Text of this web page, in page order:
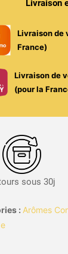
Livraison
Livraison de
France)
Livraison de
(pour la
sous 30j
: Arômes